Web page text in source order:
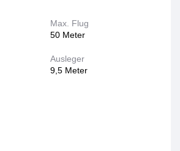
Max. Flug
50 Meter
Ausleger
9,5 Meter